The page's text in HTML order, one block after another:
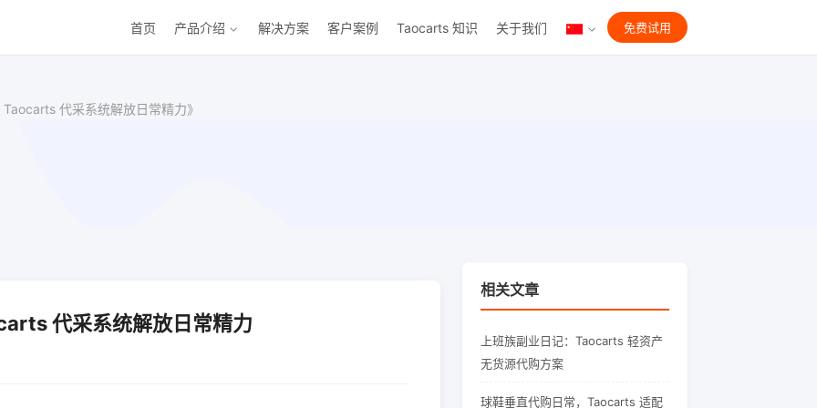
首页 产品介绍 解决方案 客户案例 Taocarts 知识 关于我们 免费试用
代采系统解放日常精力》
代采系统解放日常精力
相关文章
上班族副业日记：Taocarts 轻资产
无货源代购方案
球鞋垂直代购日常，Taocarts 适配